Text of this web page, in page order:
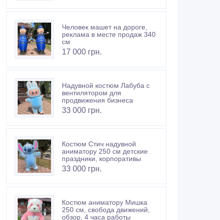
Человек машет на дороге,
реклама в месте продаж 340
см
17 000 грн.
Надувной костюм Лабуба с
вентилятором для
продвижения бизнеса
33 000 грн.
Костюм Стич надувной
аниматору 250 см детские
праздники, корпоративы
33 000 грн.
Костюм аниматору Мишка
250 см, свобода движений,
обзор, 4 часа работы